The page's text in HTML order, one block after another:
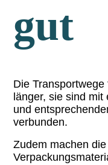
gut
Die
länger, sie sind
und
verbunden.
Zudem machen